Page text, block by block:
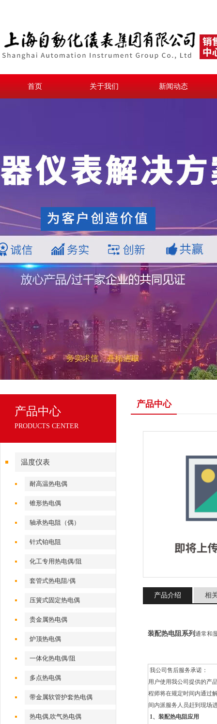
首页 关于我们 新闻动态
产品中心
PRODUCTS CENTER
温度仪表
耐高温热电偶
锥形热电偶
轴承热电阻（偶）
针式铂电阻
化工专用热电偶/阻
套管式热电阻/偶
压簧式固定热电偶
贵金属热电偶
炉顶热电偶
一体化热电偶/阻
多点热电偶
带金属软管护套热电偶
热电偶,吹气热电偶
产品中心
产品介绍 相
装配热电阻系列 通常和
我公司售后服务承诺：
用户使用我公司提供的产
程师将在规定时间内通过
间内派服务人员赶到现场
1、装配热电阻应用